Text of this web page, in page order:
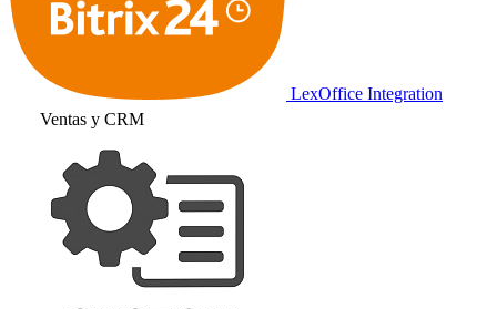
LexOffice Integration
Ventas y CRM